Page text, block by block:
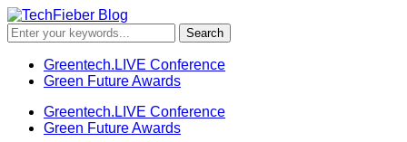
Greentech.LIVE Conference
Green Future Awards
Greentech.LIVE Conference
Green Future Awards